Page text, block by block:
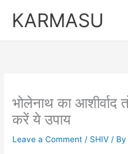
KARMASU
भोलेनाथ का आशीर्वाद
करें ये उपाय
Leave a Comment / SHIV / By